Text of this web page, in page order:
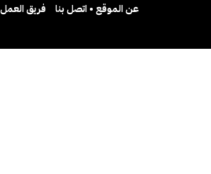
عن الموقع • اتصل بنا فريق العمل